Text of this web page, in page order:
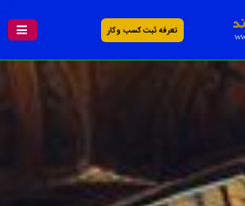
تعرفه ثبت کسب و کار